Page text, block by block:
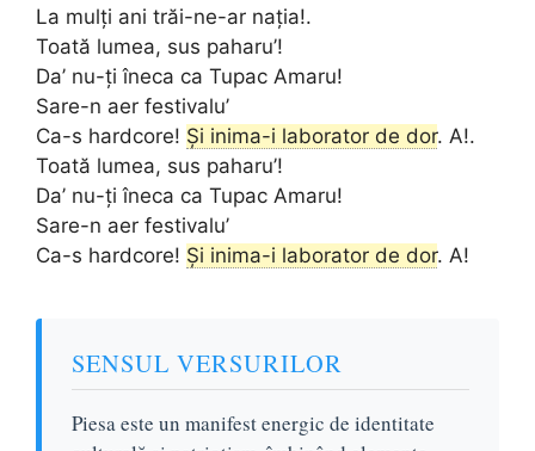
La mulți ani trăi-ne-ar nația!.
Toată lumea, sus paharu’!
Da’ nu-ți îneca ca Tupac Amaru!
Sare-n aer festivalu’
Ca-s hardcore! Și inima-i laborator de dor. A!.
Toată lumea, sus paharu’!
Da’ nu-ți îneca ca Tupac Amaru!
Sare-n aer festivalu’
Ca-s hardcore! Și inima-i laborator de dor. A!
SENSUL VERSURILOR
Piesa este un manifest energic de identitate